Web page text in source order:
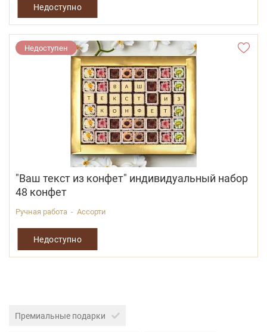
Недоступно
Недоступен
"Ваш текст из конфет" индивидуальный набор
48 конфет
Ручная работа - Ассорти
Недоступно
Премиальные подарки